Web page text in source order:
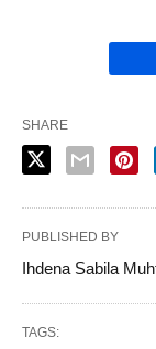
SHARE
PUBLISHED BY
Ihdena Sabila
TAGS: